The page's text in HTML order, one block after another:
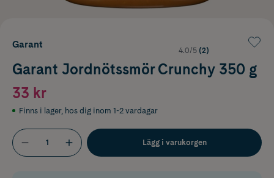
Garant
4.0/5 (2)
Garant Jordnötssmör Crunchy 350 g
33 kr
Finns i lager, hos dig inom 1-2 vardagar
Lägg i varukorgen